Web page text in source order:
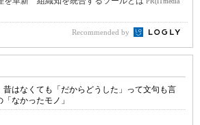
Recommended by
昔はなくても「だからどうした」って文句も言
なかったモノ」